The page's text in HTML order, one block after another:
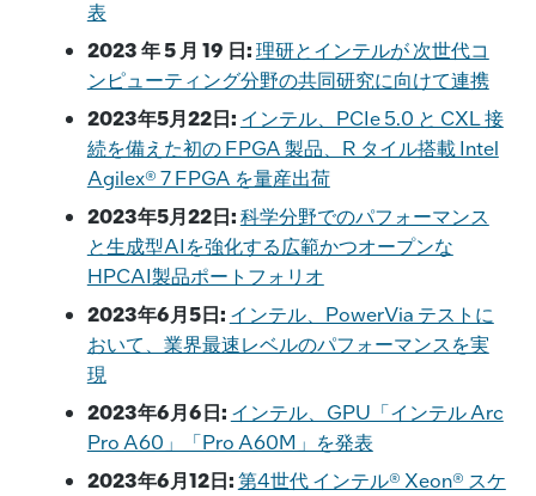
表
2023 年 5 月 19 日:理研とインテルが 次世代コ
ンピューティング分野の共同研究に向けて連携
2023年5月22日: インテル、PCIe 5.0 と CXL 接
続を備えた初の FPGA 製品、R タイル搭載 Intel
Agilex® 7 FPGA を量産出荷
2023年5月22日:科学分野でのパフォーマンス
と生成型AIを強化する広範かつオープンな
HPCAI製品ポートフォリオ
2023年6月5日: インテル、PowerVia テストに
おいて、業界最速レベルのパフォーマンスを実
現
2023年6月6日: インテル、GPU「インテル Arc
Pro A60」「Pro A60M」を発表
2023年6月12日:第4世代 インテル® Xeon® スケ